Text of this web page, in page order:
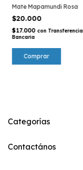
Mate Mapamundi Rosa
$20.000
$17.000 con Transferencia
Bancaria
Categorías
Contactános